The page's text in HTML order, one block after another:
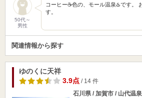
50代～
男性
コーヒー☕️色の、モール温泉♨️です。
す。
関連情報から探す
ゆのくに天祥
3.9点 / 14 件
石川県 / 加賀市 / 山代温泉